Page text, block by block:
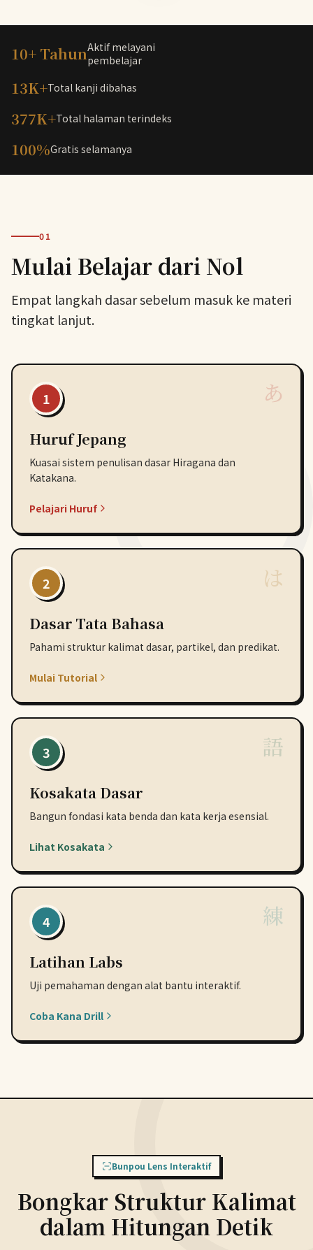
10+ TahunAktif melayani
pembelajar
13K+Total kanji dibahas
377K+Total halaman terindeks
100%Gratis selamanya
01
Mulai Belajar dari Nol
Empat langkah dasar sebelum masuk ke materi
tingkat lanjut.
1 あ
Huruf Jepang
Kuasai sistem penulisan dasar Hiragana dan
Katakana.
Pelajari Huruf
2 は
Dasar Tata Bahasa
Pahami struktur kalimat dasar, partikel, dan predikat.
Mulai Tutorial
3 語
Kosakata Dasar
Bangun fondasi kata benda dan kata kerja esensial.
Lihat Kosakata
4 練
Latihan Labs
Uji pemahaman dengan alat bantu interaktif.
Coba Kana Drill
Bunpou Lens Interaktif
Bongkar Struktur Kalimat
dalam Hitungan Detik